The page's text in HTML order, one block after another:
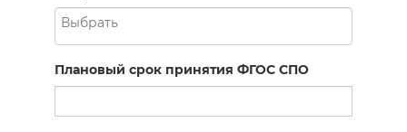
Плановый срок принятия ФГОС СПО